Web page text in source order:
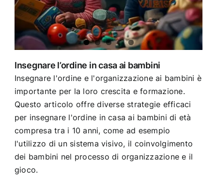
Insegnare l’ordine in casa ai bambini
Insegnare l'ordine e l'organizzazione ai bambini è
importante per la loro crescita e formazione.
Questo articolo offre diverse strategie efficaci
per insegnare l'ordine in casa ai bambini di età
compresa tra i 10 anni, come ad esempio
l'utilizzo di un sistema visivo, il coinvolgimento
dei bambini nel processo di organizzazione e il
gioco.